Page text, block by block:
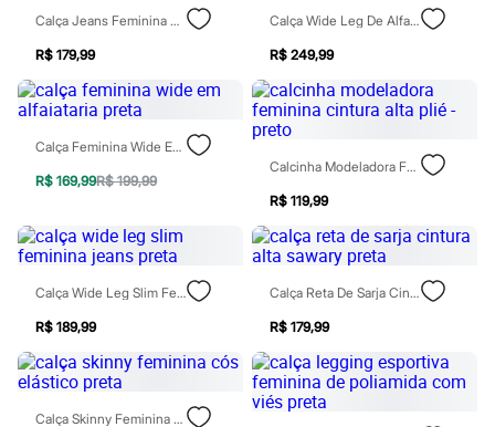
Patrulha Canina
Sonic
Stitch
Beleza
Kits
Perfumes árabes
Novidades
Condicionador
Finalizadores
Shampoo
Tratamento
Cuidados com o corpo
Hidratante
Protetor solar
Cuidados com o rosto
Esfoliante
Calça Jeans Feminina Super Skinny Energy Cintura Alta Preta
R$ 179,99
Calça Wide Leg De Alfaiataria Feminina Com Pregas Mindset Preta
R$ 249,99
Calça Feminina Wide Em Alfaiataria Preta
R$ 169,99R$ 199,99
Calcinha Modeladora Feminina Cintura Alta Plié - Preto
R$ 119,99
Calça Wide Leg Slim Feminina Jeans Preta
R$ 189,99
Calça Reta De Sarja Cintura Alta Sawary Preta
R$ 179,99
Calça Skinny Feminina Cós Elástico Preta